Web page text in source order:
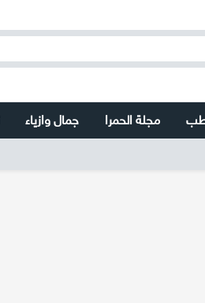
مجلة الحمرا جمال وازياء